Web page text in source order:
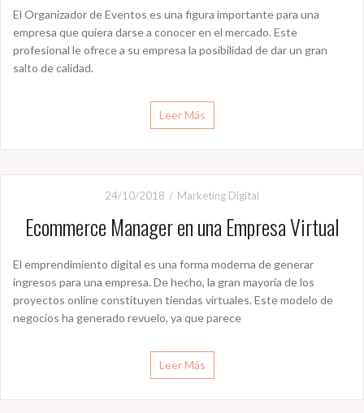
El Organizador de Eventos es una figura importante para una
empresa que quiera darse a conocer en el mercado. Este
profesional le ofrece a su empresa la posibilidad de dar un gran
salto de calidad.
Leer Más
24/10/2018 Marketing Digital
Ecommerce Manager en una Empresa Virtual
El emprendimiento digital es una forma moderna de generar
ingresos para una empresa. De hecho, la gran mayoría de los
proyectos online constituyen tiendas virtuales. Este modelo de
negocios ha generado revuelo, ya que parece
Leer Más